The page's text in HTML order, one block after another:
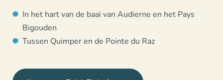
In het hart van de baai van Audierne en het Pays
Bigouden
Tussen Quimper en de Pointe du Raz